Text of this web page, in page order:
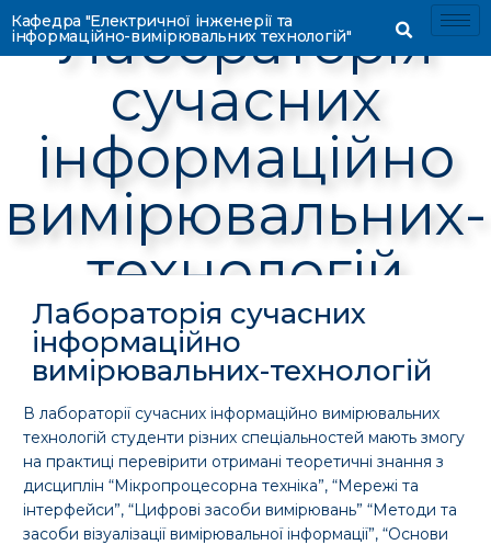
Кафедра "Електричної інженерії та
інформаційно-вимірювальних технологій"
Лабораторія
сучасних
інформаційно
вимірювальних-
технологій
Лабораторія сучасних
інформаційно
вимірювальних-технологій
В лабораторії сучасних інформаційно вимірювальних
технологій студенти різних спеціальностей мають змогу
на практиці перевірити отримані теоретичні знання з
дисциплін “Мікропроцесорна техніка”, “Мережі та
інтерфейси”, “Цифрові засоби вимірювань” “Методи та
засоби візуалізації вимірювальної інформації”, “Основи